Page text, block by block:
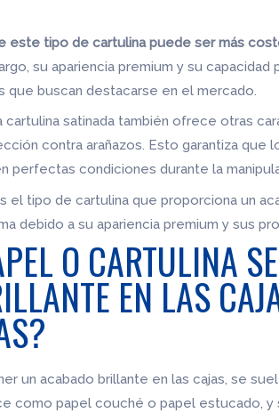
este tipo de cartulina puede ser más
su apariencia premium y su
que buscan destacarse en el mercado.
cartulina satinada también ofrece otras
contra arañazos. Esto garantiza que
perfectas condiciones durante la
el tipo de cartulina que proporciona un
debido a su apariencia premium y sus
O CARTULINA
EN LAS
un acabado brillante en las cajas, se
como papel couché o papel estucado, y